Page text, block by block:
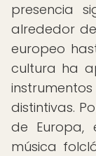
presencia
alrededor
europeo
cultura ha
distintivas.
de Europa,
música